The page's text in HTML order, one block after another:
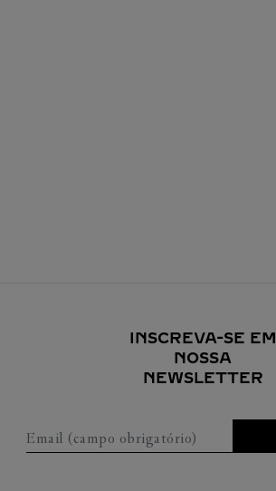
INSCREVA-SE EM
NOSSA
NEWSLETTER
Email (campo obrigatório)